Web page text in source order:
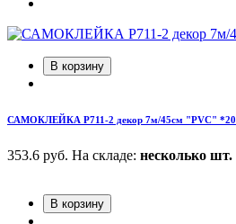
В корзину
САМОКЛЕЙКА Р711-2 декор 7м/45см "PVC" *20
353.6 руб. На складе: несколько шт.
В корзину